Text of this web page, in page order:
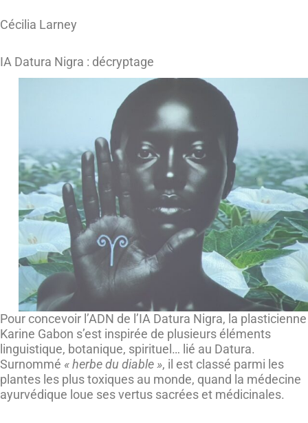
Cécilia Larney
IA Datura Nigra : décryptage
Pour concevoir l’ADN de l’IA Datura Nigra, la plasticienne
Karine Gabon s’est inspirée de plusieurs éléments
linguistique, botanique, spirituel… lié au Datura.
Surnommé « herbe du diable », il est classé parmi les
plantes les plus toxiques au monde, quand la médecine
ayurvédique loue ses vertus sacrées et médicinales.